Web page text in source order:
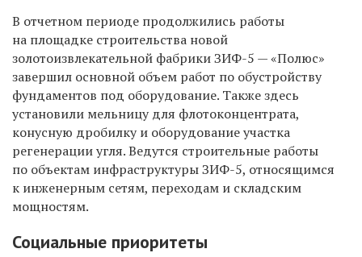
В отчетном периоде продолжились работы
на площадке строительства новой
золотоизвлекательной фабрики ЗИФ-5 — «Полюс»
завершил основной объем работ по обустройству
фундаментов под оборудование. Также здесь
установили мельницу для флотоконцентрата,
конусную дробилку и оборудование участка
регенерации угля. Ведутся строительные работы
по объектам инфраструктуры ЗИФ-5, относящимся
к инженерным сетям, переходам и складским
мощностям.
Социальные приоритеты